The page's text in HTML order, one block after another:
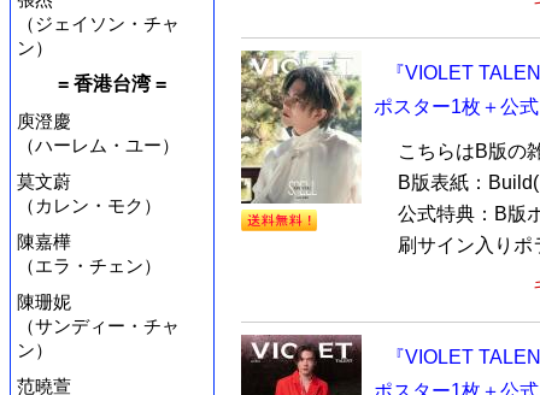
（ジェイソン・チャ
ン）
= 香港台湾 =
庾澄慶
（ハーレム・ユー）
莫文蔚
（カレン・モク）
陳嘉樺
（エラ・チェン）
陳珊妮
（サンディー・チャ
ン）
范曉萱
『VIOLET
ポスター1枚＋公
こちらはB版の
B版表紙：
公式特典：B版
刷サイン入りポ
『VIOLET